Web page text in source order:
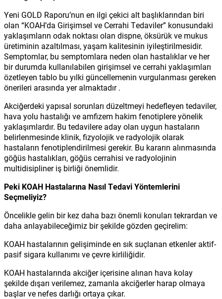
Yeni GOLD Raporu’nun en ilgi çekici alt başlıklarından biri
olan “KOAH’da Girişimsel ve Cerrahi Tedaviler” konusundaki
yaklaşımların odak noktası olan dispne, öksürük ve mukus
üretiminin azaltılması, yaşam kalitesinin iyileştirilmesidir.
Semptomlar, bu semptomlara neden olan hastalıklar ve her
bir durumda kullanılabilen girişimsel ve cerrahi yaklaşımları
özetleyen tablo bu yılki güncellemenin vurgulanması gereken
önerileri arasında yer almaktadır .
Akciğerdeki yapısal sorunları düzeltmeyi hedefleyen tedaviler,
hava yolu hastalığı ve amfizem hakim fenotiplere yönelik
yaklaşımlardır. Bu tedavilere aday olan uygun hastaların
belirlenmesinde klinik, fizyolojik ve radyolojik olarak
hastaların fenotiplendirilmesi gerekir. Bu kararın alınmasında
göğüs hastalıkları, göğüs cerrahisi ve radyolojinin
multidisipliner iş birliği önemlidir.
Peki KOAH Hastalarına Nasıl Tedavi Yöntemlerini
Seçmeliyiz?
Öncelikle gelin bir kez daha bazı önemli konuları tekrardan ve
daha anlayabileceğimiz bir şekilde gözden geçirelim:
KOAH hastalarının gelişiminde en sık suçlanan etkenler aktif-
pasif sigara kullanımı ve çevre kirliliğidir.
KOAH hastalarında akciğer içerisine alınan hava kolay
şekilde dışarı verilemez, zamanla akciğerler harap olmaya
başlar ve nefes darlığı ortaya çıkar.